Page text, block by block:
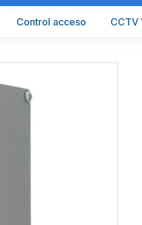
Control acceso CCTV